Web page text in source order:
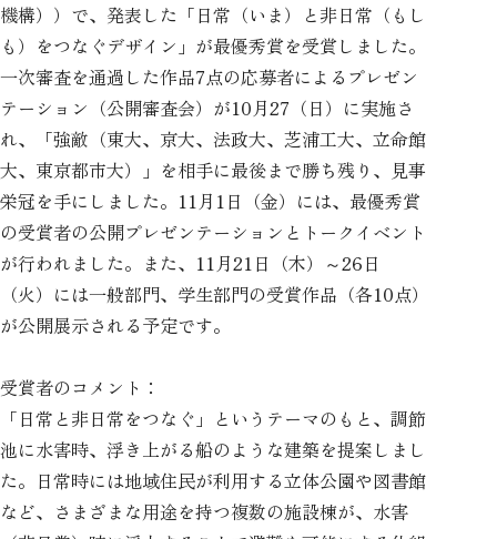
機構））で、発表した「日常（いま）と非日常（もし
も）をつなぐデザイン」が最優秀賞を受賞しました。
一次審査を通過した作品7点の応募者によるプレゼン
テーション（公開審査会）が10月27（日）に実施さ
れ、「強敵（東大、京大、法政大、芝浦工大、立命館
大、東京都市大）」を相手に最後まで勝ち残り、見事
栄冠を手にしました。11月1日（金）には、最優秀賞
の受賞者の公開プレゼンテーションとトークイベント
が行われました。また、11月21日（木）～26日
（火）には一般部門、学生部門の受賞作品（各10点）
が公開展示される予定です。
受賞者のコメント：
「日常と非日常をつなぐ」というテーマのもと、調節
池に水害時、浮き上がる船のような建築を提案しまし
た。日常時には地域住民が利用する立体公園や図書館
など、さまざまな用途を持つ複数の施設棟が、水害